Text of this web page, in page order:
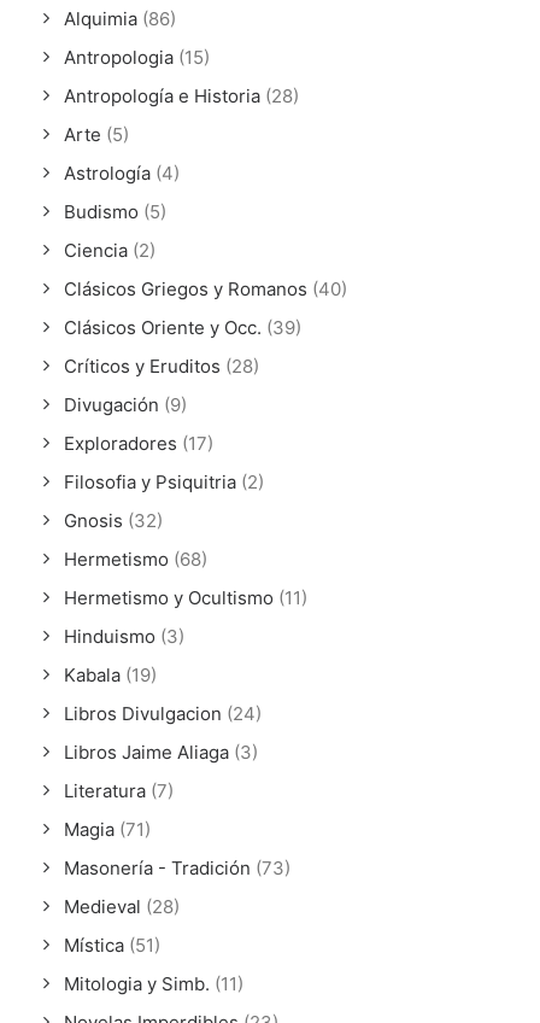
Alquimia (86)
Antropologia (15)
Antropología e Historia (28)
Arte (5)
Astrología (4)
Budismo (5)
Ciencia (2)
Clásicos Griegos y Romanos (40)
Clásicos Oriente y Occ. (39)
Críticos y Eruditos (28)
Divugación (9)
Exploradores (17)
Filosofia y Psiquitria (2)
Gnosis (32)
Hermetismo (68)
Hermetismo y Ocultismo (11)
Hinduismo (3)
Kabala (19)
Libros Divulgacion (24)
Libros Jaime Aliaga (3)
Literatura (7)
Magia (71)
Masonería - Tradición (73)
Medieval (28)
Mística (51)
Mitologia y Simb. (11)